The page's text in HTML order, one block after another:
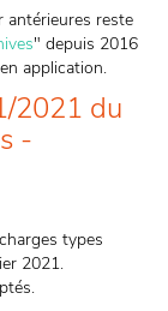
antérieures reste
" depuis 2016
application.
2021 du
-
types
2021.